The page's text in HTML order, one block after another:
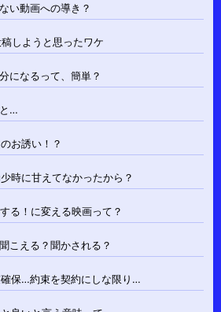
い動画への導き？
しようと思ったワケ
になるって、簡単？
…
お誘い！？
時に甘えてなかったから？
る！に変える映画って？
こえる？聞かされる？
保…約束を契約にしな限り…